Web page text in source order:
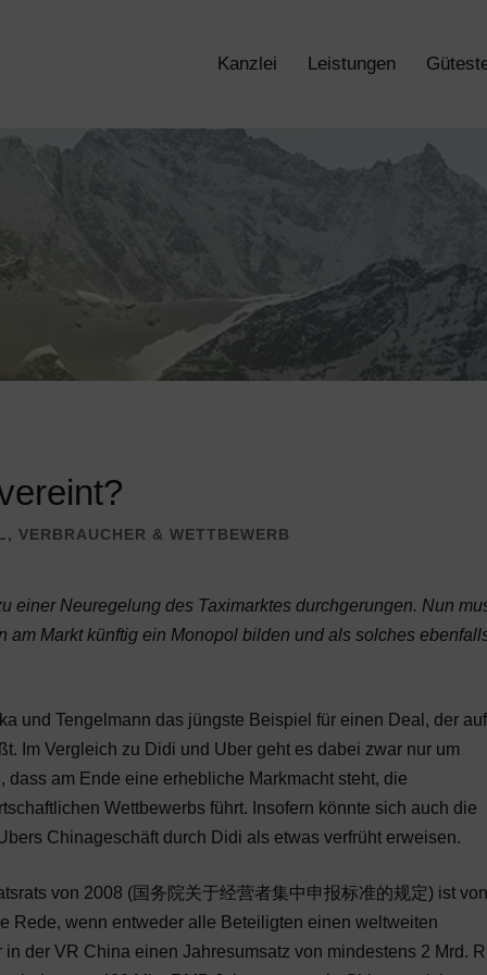
Kanzlei Leistungen
, VERBRAUCHER & WETTBEWERB
einer Neuregelung des Taximarktes durchgerungen. Nun
Markt künftig ein Monopol bilden und als solches
und Tengelmann das jüngste Beispiel für einen Deal, der auf
Im Vergleich zu Didi und Uber geht es dabei zwar nur um
dass am Ende eine erhebliche Markmacht steht, die
Wettbewerbs führt. Insofern könnte sich auch die
Chinageschäft durch Didi als etwas verfrüht erweisen.
von 2008 (国务院关于经营者集中申报标准的规定) ist von
Rede, wenn entweder alle Beteiligten einen weltweiten
der VR China einen Jahresumsatz von mindestens 2 Mrd.